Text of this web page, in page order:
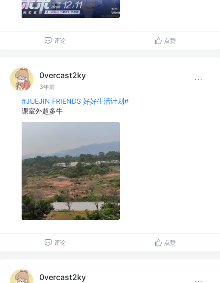
评论 点赞
0vercast2ky
3年前
#JUEJIN FRIENDS 好好生活计划#
课室外超多牛
评论 点赞
0vercast2ky